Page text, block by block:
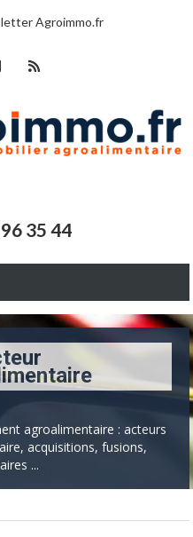
Agroimmo.fr
35 44
agroalimentaire : acteurs
acquisitions, fusions,
...